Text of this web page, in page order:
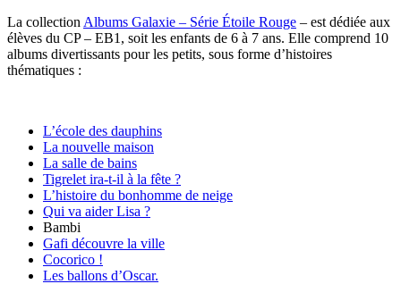
La collection Albums Galaxie – Série Étoile Rouge – est dédiée aux
élèves du CP – EB1, soit les enfants de 6 à 7 ans. Elle comprend 10
albums divertissants pour les petits, sous forme d’histoires
thématiques :
L’école des dauphins
La nouvelle maison
La salle de bains
Tigrelet ira-t-il à la fête ?
L’histoire du bonhomme de neige
Qui va aider Lisa ?
Bambi
Gafi découvre la ville
Cocorico !
Les ballons d’Oscar.